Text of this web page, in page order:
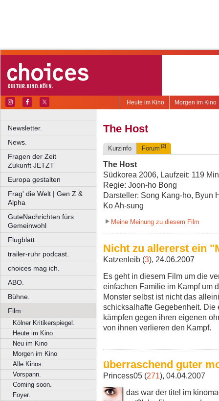
Morgen im Kino
Heute im Kino
Newsletter.
News.
Fragen der Zeit
Zukunft JETZT
Europa gestalten
Frag' die Welt | Gen Z &
Alpha
GuteNachrichten fürs
Gemeinwohl
Flugblatt.
trailer-ruhr podcast.
choices mag ich.
ABO.
Bühne.
Film.
Kölner Kritikerspiegel.
Heute im Kino
Neu im Kino
Morgen im Kino
Alle Kinos.
Vorspann.
Coming soon.
Foyer.
The Host
Kurzinfo Forum (2)
The Host
Südkorea 2006, Laufzeit: 119
Regie: Joon-ho Bong
Darsteller: Song Kang-ho, Byun
Ko Ah-sung
Meine Meinung zu diesem Film
Nicht zu allererst ein
Katzenleib (3), 24.06.2007
Es geht in diesem Film um die
einfachen Familie im Kampf um
Monster selbst ist nicht das
schicksalhafte Gegebenheit.
kämpfen gegen ihren eigenen
von ihnen verlieren den Kampf.
überraschend guter
Princess05 (271), 04.04.2007
das war der titel im